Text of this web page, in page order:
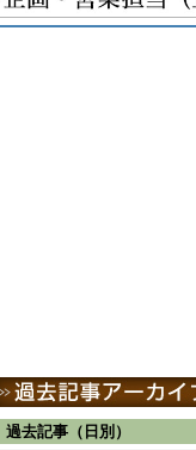
過去記事（日別）